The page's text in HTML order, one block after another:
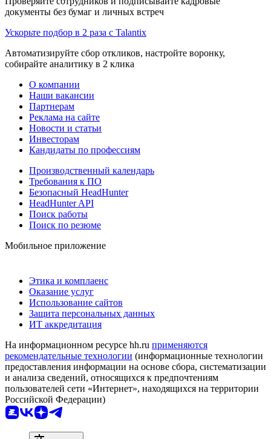
документы без бумаг и личных встреч
Ускорьте подбор в 2 раза с Talantix
Автоматизируйте сбор откликов, настройте воронку,
собирайте аналитику в 2 клика
О компании
Наши вакансии
Партнерам
Реклама на сайте
Новости и статьи
Инвесторам
Кандидаты по профессиям
Производственный календарь
Требования к ПО
Безопасный HeadHunter
HeadHunter API
Поиск работы
Поиск по резюме
Мобильное приложение
Этика и комплаенс
Оказание услуг
Использование сайтов
Защита персональных данных
ИТ аккредитация
На информационном ресурсе hh.ru применяются
рекомендательные технологии (информационные технологии
предоставления информации на основе сбора, систематизации
и анализа сведений, относящихся к предпочтениям
пользователей сети «Интернет», находящихся на территории
Российской Федерации)